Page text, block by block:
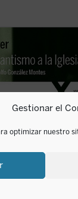
Gestionar el
optimizar nuestro
páginas, el autor
y con la
de quien lo
principios teológicos
mostrando cómo